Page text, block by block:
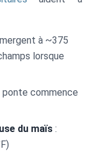
à ~375
lorsque
ponte commence
du maïs :